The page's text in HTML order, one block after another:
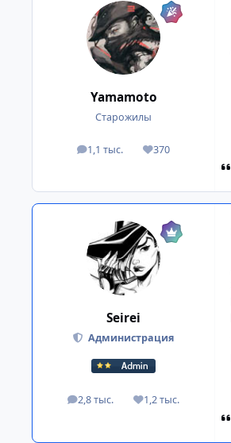
Yamamoto
Старожилы
1,1 тыс.
посты 370
Репутация
Seirei
Администрация
2,8 тыс.
посты 1,2 тыс.
Репутация